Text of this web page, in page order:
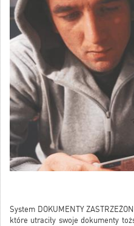
System DOKUMENTY
które utraciły swoje dokumenty